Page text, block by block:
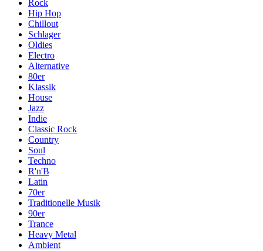
Rock
Hip Hop
Chillout
Schlager
Oldies
Electro
Alternative
80er
Klassik
House
Jazz
Indie
Classic Rock
Country
Soul
Techno
R'n'B
Latin
70er
Traditionelle Musik
90er
Trance
Heavy Metal
Ambient